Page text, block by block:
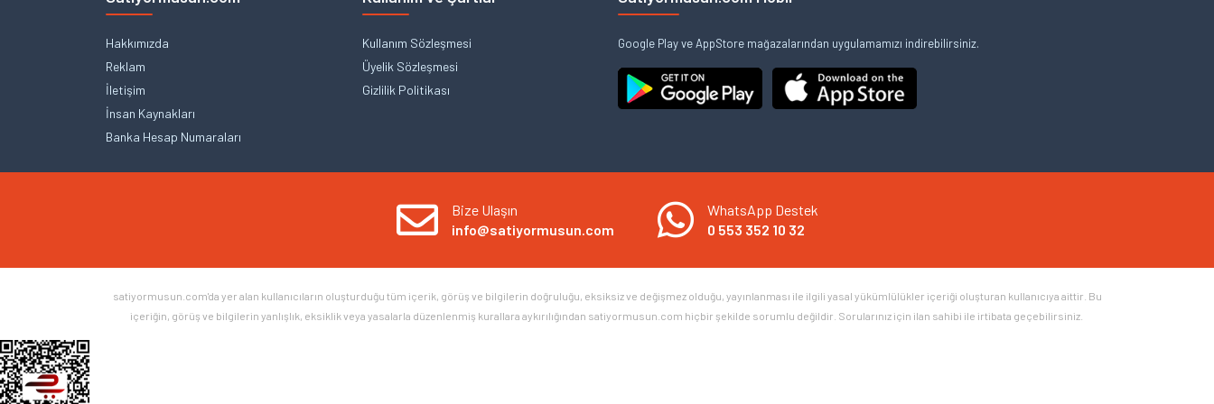
Hakkımızda
Reklam
İletişim
İnsan Kaynakları
Banka Hesap Numaraları
Kullanım Sözleşmesi
Üyelik Sözleşmesi
Gizlilik Politikası
Google Play ve AppStore mağazalarından uygulamamızı indirebilirsiniz.
Bize Ulaşın
info@satiyormusun.com
WhatsApp Destek
0 553 352 10 32
satiyormusun.com'da yer alan kullanıcıların oluşturduğu tüm içerik, görüş ve bilgilerin doğruluğu, eksiksiz ve değişmez olduğu, yayınlanması ile ilgili yasal yükümlülükler içeriği oluşturan kullanıcıya aittir. Bu
içeriğin, görüş ve bilgilerin yanlışlık, eksiklik veya yasalarla düzenlenmiş kurallara aykırılığından satiyormusun.com hiçbir şekilde sorumlu değildir. Sorularınız için ilan sahibi ile irtibata geçebilirsiniz.